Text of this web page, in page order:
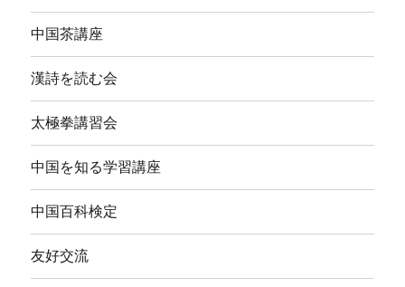
中国茶講座
漢詩を読む会
太極拳講習会
中国を知る学習講座
中国百科検定
友好交流